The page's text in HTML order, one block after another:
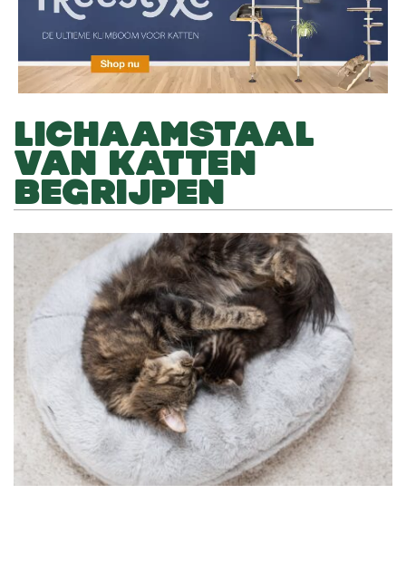
LICHAAMSTAAL
VAN KATTEN
BEGRIJPEN